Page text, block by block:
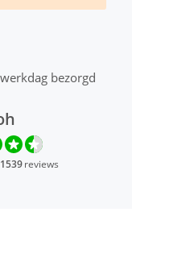
bezorgd
1539reviews